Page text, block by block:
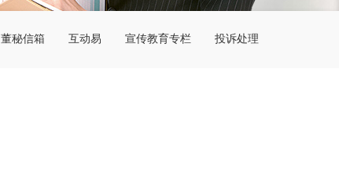
董秘信箱 互动易 宣传教育专栏 投诉处理